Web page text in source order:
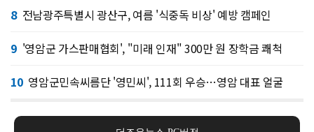
8 전남광주특별시 광산구, 여름 '식중독 비상' 예방 캠페인
9 '영암군 가스판매협회', "미래 인재" 300만 원 장학금 쾌척
10 영암군민속씨름단 '영민씨', 111회 우승…영암 대표 얼굴